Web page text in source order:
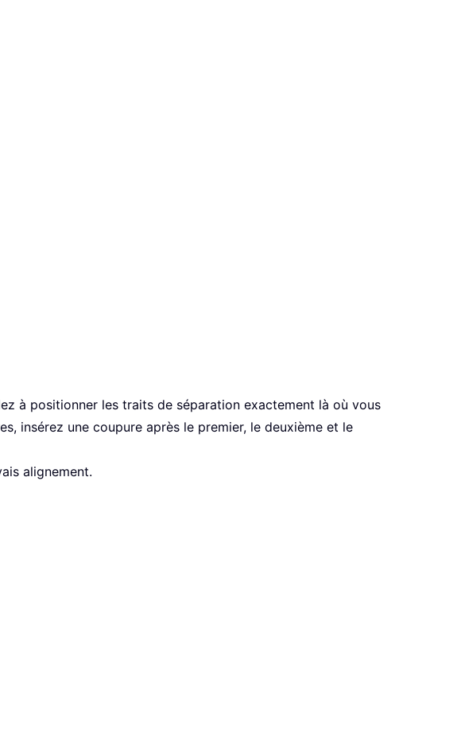
à positionner les traits de séparation exactement là où vous
insérez une coupure après le premier, le deuxième et le
alignement.